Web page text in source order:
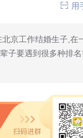
 用
京工作结婚生子,在
子要遇到很多种排